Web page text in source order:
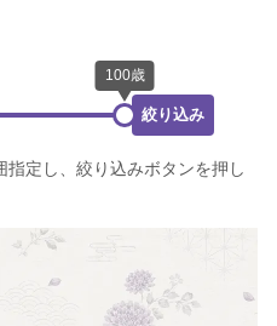
絞り込み
定し、絞り込みボタンを押し